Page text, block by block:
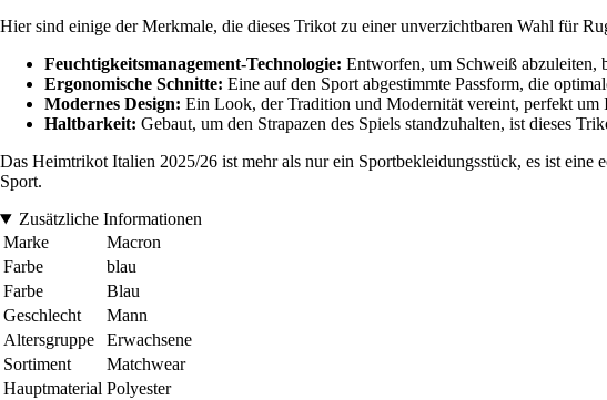
Hier sind einige der Merkmale, die dieses Trikot zu einer unverzichtbaren Wahl für
Feuchtigkeitsmanagement-Technologie: Entworfen, um Schweiß abzuleiten,
Ergonomische Schnitte: Eine auf den Sport abgestimmte Passform, die
Modernes Design: Ein Look, der Tradition und Modernität vereint, perfekt um
Haltbarkeit: Gebaut, um den Strapazen des Spiels standzuhalten, ist dieses
Das Heimtrikot Italien 2025/26 ist mehr als nur ein Sportbekleidungsstück, es ist
Sport.
Zusätzliche Informationen
Marke
Macron
Farbe
blau
Farbe
Blau
Geschlecht
Mann
Altersgruppe
Erwachsene
Sortiment
Matchwear
Hauptmaterial Polyester